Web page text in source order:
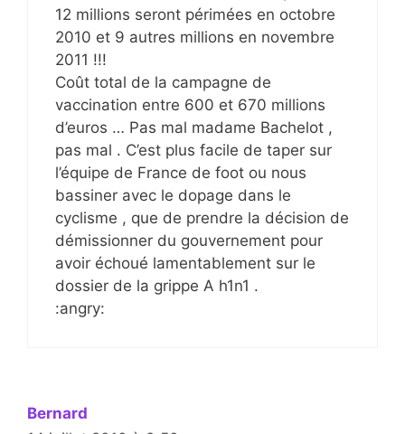
12 millions seront périmées en octobre
2010 et 9 autres millions en novembre
2011 !!!
Coût total de la campagne de
vaccination entre 600 et 670 millions
d’euros … Pas mal madame Bachelot ,
pas mal . C’est plus facile de taper sur
l’équipe de France de foot ou nous
bassiner avec le dopage dans le
cyclisme , que de prendre la décision de
démissionner du gouvernement pour
avoir échoué lamentablement sur le
dossier de la grippe A h1n1 .
:angry:
Bernard